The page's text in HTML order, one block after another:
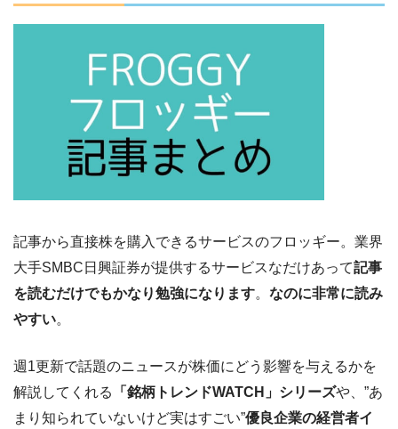
記事から直接株を購入できるサービスのフロッギー。業界
大手SMBC日興証券が提供するサービスなだけあって記事
を読むだけでもかなり勉強になります。 なのに非常に読み
やすい。
週1更新で話題のニュースが株価にどう影響を与えるかを
解説してくれる
「銘柄トレンドWATCH」シリーズや、”あ
まり知られていないけど実はすごい”優良企業の経営者イ